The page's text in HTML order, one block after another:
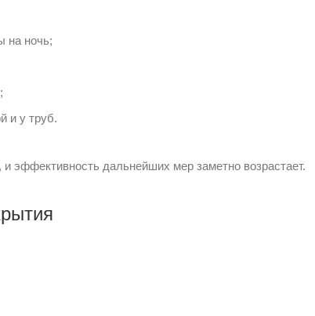
на ночь;
и у труб.
эффективность дальнейших мер заметно возрастает.